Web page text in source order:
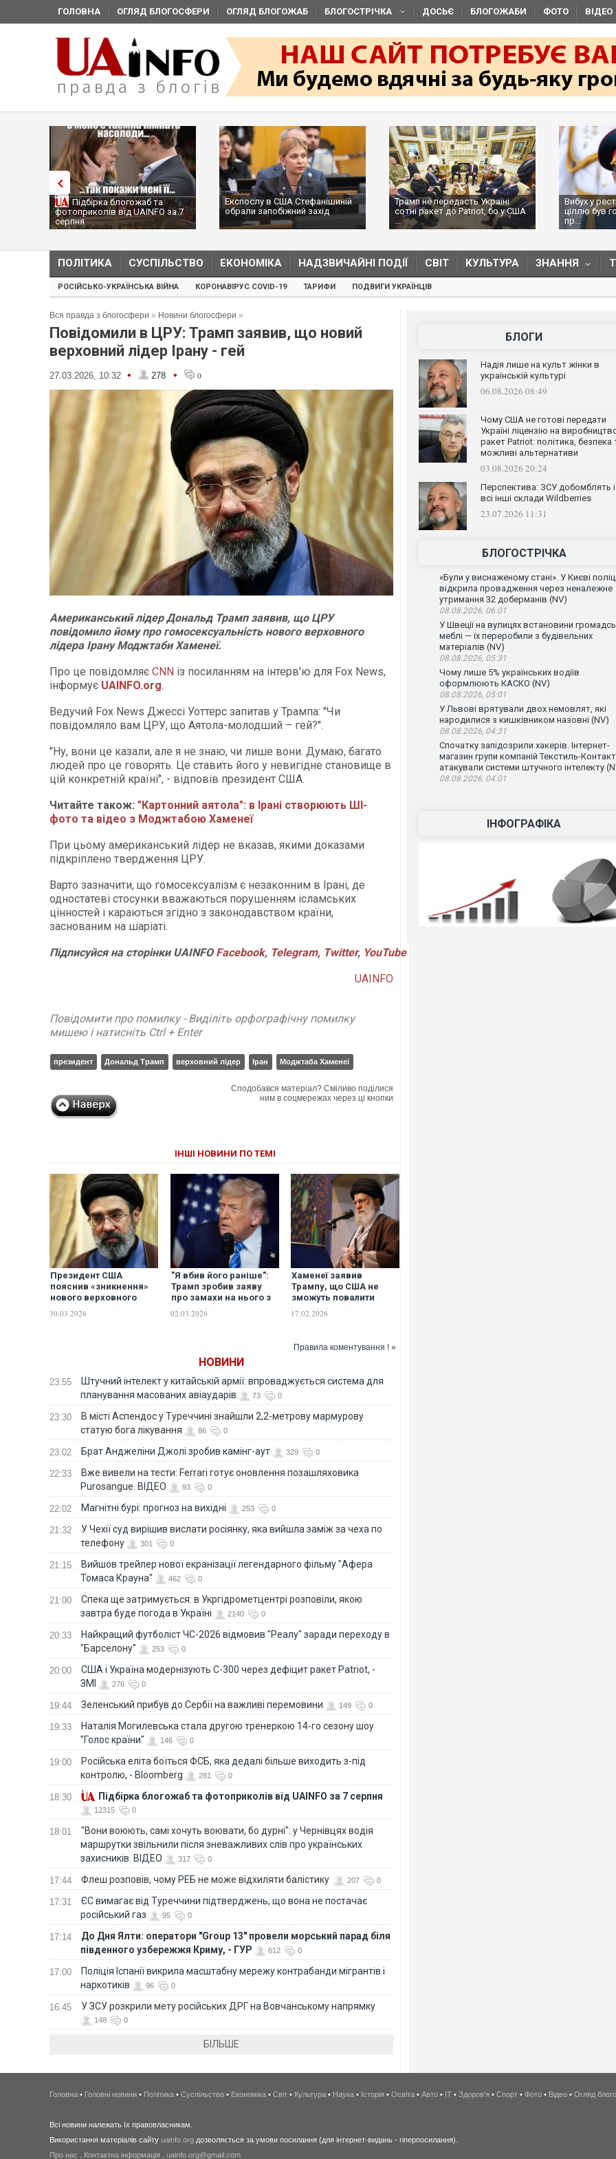
ГОЛОВНА ОГЛЯД БЛОГОСФЕРИ ОГЛЯД БЛОГОЖАБ БЛОГОСТРІЧКА ДОСЬЄ БЛОГОЖАБИ ФОТО ВІДЕО
Підбірка блогожаб та
фотоприколів від UAINFO за 7
серпня
Експослу в США Стефанішиній
обрали запобіжний захід
Трамп не передасть Україні
сотні ракет до Patriot, бо у США
...
Вибух у
ціллю був
пр...
ПОЛІТИКА СУСПІЛЬСТВО ЕКОНОМІКА НАДЗВИЧАЙНІ ПОДІЇ СВІТ КУЛЬТУРА ЗНАННЯ
РОСІЙСЬКО-УКРАЇНСЬКА ВІЙНА КОРОНАВІРУС COVID-19 ТАРИФИ ПОДВИГИ УКРАЇНЦІВ
Вся правда з блогосфери » Новини блогосфери »
Повідомили в ЦРУ: Трамп заявив, що новий
верховний лідер Ірану - гей
27.03.2026, 10:32 • 278 • 0
Американський лідер Дональд Трамп заявив, що ЦРУ
повідомило йому про гомосексуальність нового верховного
лідера Ірану Моджтаби Хаменеї.
Про це повідомляє CNN із посиланням на інтерв'ю для Fox News,
інформує UAINFO.org.
Ведучий Fox News Джессі Уоттерс запитав у Трампа: "Чи
повідомляло вам ЦРУ, що Аятола-молодший – гей?".
"Ну, вони це казали, але я не знаю, чи лише вони. Думаю, багато
людей про це говорять. Це ставить його у невигідне становище в
цій конкретній країні", - відповів президент США.
Читайте також: "Картонний аятола": в Ірані створюють ШІ-
фото та відео з Моджтабою Хаменеї
При цьому американський лідер не вказав, якими доказами
підкріплено твердження ЦРУ.
Варто зазначити, що гомосексуалізм є незаконним в Ірані, де
одностатеві стосунки вважаються порушенням ісламських
цінностей і караються згідно з законодавством країни,
заснованим на шаріаті.
Підписуйся на сторінки UAINFO Facebook, Telegram, Twitter, YouTube
UAINFO
Повідомити про помилку - Виділіть орфографічну помилку
мишею і натисніть Ctrl + Enter
президент Дональд Трамп верховний лідер Іран Моджтаба Хаменеї
Сподобався матеріал? Сміливо поділися
ним в соцмережах через ці кнопки
ІНШІ НОВИНИ ПО ТЕМІ
Президент США
пояснив «зникнення»
нового верховного
30.03.2026
"Я вбив його раніше":
Трамп зробив заяву
про замахи на нього з
02.03.2026
Хаменеї заявив
Трампу, що США не
зможуть повалити
17.02.2026
Правила коментування ! »
НОВИНИ
23:55
Штучний інтелект у китайській армії: впроваджується система для
планування масованих авіаударів
73 0
23:30
В місті Аспендос у Туреччині знайшли 2,2-метрову мармурову
статую бога лікування
86 0
23:02 Брат Анджеліни Джолі зробив камінг-аут 329 0
22:33
Вже вивели на тести: Ferrari готує оновлення позашляховика
Purosangue. ВІДЕО
93 0
22:02 Магнітні бурі: прогноз на вихідні 253 0
21:32
У Чехії суд вирішив вислати росіянку, яка вийшла заміж за чеха по
телефону
301 0
21:15
Вийшов трейлер нової екранізації легендарного фільму "Афера
Томаса Крауна"
462 0
21:00
Спека ще затримується: в Укргідрометцентрі розповіли, якою
завтра буде погода в Україні
2140 0
20:33
Найкращий футболіст ЧС-2026 відмовив "Реалу" заради переходу в
"Барселону"
253 0
20:00
США і Україна модернізують С-300 через дефіцит ракет Patriot, -
ЗМІ
276 0
19:44 Зеленський прибув до Сербії на важливі перемовини 149 0
19:33
Наталія Могилевська стала другою тренеркою 14-го сезону шоу
"Голос країни"
146 0
19:00
Російська еліта боїться ФСБ, яка дедалі більше виходить з-під
контролю, - Bloomberg
281 0
18:30 Підбірка блогожаб та фотоприколів від UAINFO за 7 серпня
12315 0
18:01
"Вони воюють, самі хочуть воювати, бо дурні": у Чернівцях водія
маршрутки звільнили після зневажливих слів про українських
захисників. ВІДЕО
317 0
17:44 Флеш розповів, чому РЕБ не може відхиляти балістику 207 0
17:31
ЄС вимагає від Туреччини підтверджень, що вона не постачає
російський газ
95 0
17:14
До Дня Ялти: оператори "Group 13" провели морський парад біля
південного узбережжя Криму, - ГУР
612 0
17:00
Поліція Іспанії викрила масштабну мережу контрабанди мігрантів і
наркотиків
96 0
16:45 У ЗСУ розкрили мету російських ДРГ на Вовчанському напрямку
148 0
БІЛЬШЕ
БЛОГИ
Надія лише на культ жінки в
українській культурі
06.08.2026 08:49
Чому США не готові передати
Україні ліцензію на
ракет Patriot: політика, безпека
можливі альтернативи
03.08.2026 20:24
Перспектива: ЗСУ добомблять і
всі інші склади Wildberries
23.07.2026 11:31
БЛОГОСТРІЧКА
«Були у виснаженому стані». У Києві
відкрила провадження через неналежне
утримання 32 доберманів (NV)
08.08.2026, 06:01
У Швеції на вулицях встановини
меблі — їх переробили з будівельних
матеріалів (NV)
08.08.2026, 05:31
Чому лише 5% українських водіїв
оформлюють КАСКО (NV)
08.08.2026, 05:01
У Львові врятували двох немовлят, які
народилися з кишківником назовні (NV)
08.08.2026, 04:31
Спочатку запідозрили хакерів. Інтернет-
магазин групи компаній Текстиль-Контакт
атакували системи штучного інтелекту
08.08.2026, 04:01
ІНФОГРАФІКА
Ворог завдав комбінованого
двоє поранених. Ще
після атаки БПЛА по ринку
Вже вивели на тести: Ferrari
Головна • Головні новини • Політика • Суспільство • Економіка • Світ • Культура • Наука • Історія • Освіта • Авто • IT • Здоров'я • Спорт • Фото • Відео • Огляд
Всі новини належать їх правовласникам.
Використання матеріалів сайту uainfo.org дозволяється за умови посилання (для інтернет-видань - гіперпосилання).
Про нас
Контактна інформація uainfo.org@gmail.com